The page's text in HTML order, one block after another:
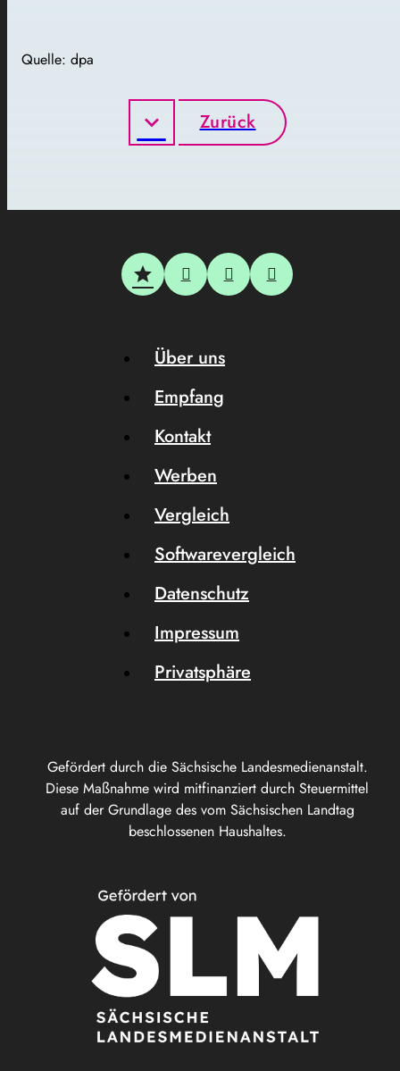
Quelle: dpa
Zurück
Gefördert durch die Sächsische Landesmedienanstalt.
Diese Maßnahme wird mitfinanziert durch Steuermittel
auf der Grundlage des vom Sächsischen Landtag
beschlossenen Haushaltes.
Über uns
Empfang
Kontakt
Werben
Vergleich
Softwarevergleich
Datenschutz
Impressum
Privatsphäre